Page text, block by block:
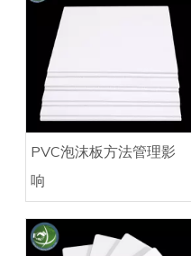
PVC泡沫板方法管理影
响